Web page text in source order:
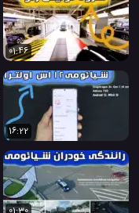
8 هزار بازدید
7 سال پیش
01:46
16:22